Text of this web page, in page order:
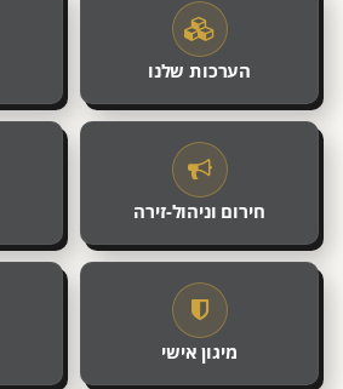
הערכות שלנו
חירום וניהול-זירה
מיגון אישי